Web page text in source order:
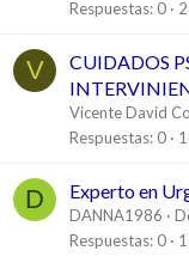
Respuestas 0
V
CUIDADOS
Vicente David
Respuestas 0
D Experto en
DANNA1986
Respuestas 0